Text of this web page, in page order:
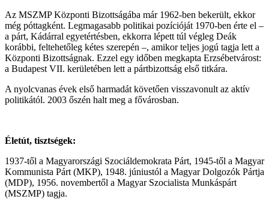
Az MSZMP Központi Bizottságába már 1962-ben bekerült, ekkor
még póttagként. Legmagasabb politikai pozícióját 1970-ben érte el –
a párt, Kádárral egyetértésben, ekkorra lépett túl végleg Deák
korábbi, feltehetőleg kétes szerepén –, amikor teljes jogú tagja lett a
Központi Bizottságnak. Ezzel egy időben megkapta Erzsébetvárost:
a Budapest VII. kerületében lett a pártbizottság első titkára.
A nyolcvanas évek első harmadát követően visszavonult az aktív
politikától. 2003 őszén halt meg a fővárosban.
Életút, tisztségek:
1937-től a Magyarországi Szociáldemokrata Párt, 1945-től a Magyar
Kommunista Párt (MKP), 1948. júniustól a Magyar Dolgozók Pártja
(MDP), 1956. novembertől a Magyar Szocialista Munkáspárt
(MSZMP) tagja.